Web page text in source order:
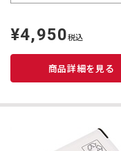
定
価
¥4,950税込
商品詳細を見る